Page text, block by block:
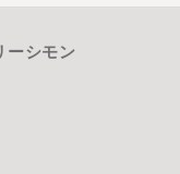
シモン